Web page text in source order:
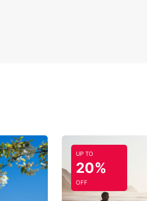
UP TO
20%
OFF